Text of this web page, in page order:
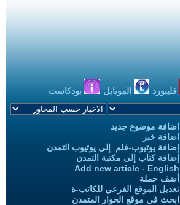
فليبورد الموبايل بودكاست
اضافة موضوع جديد
اضافة خبر
إضافة يوتيوب-فلم إلى يوتيوب التمدن
إضافة كتاب إلى مكتبة التمدن
Add new article - English
أضف حملة
تعديل الموقع الفرعي للكاتب-ة
ابحث في موقع الحوار المتمدن